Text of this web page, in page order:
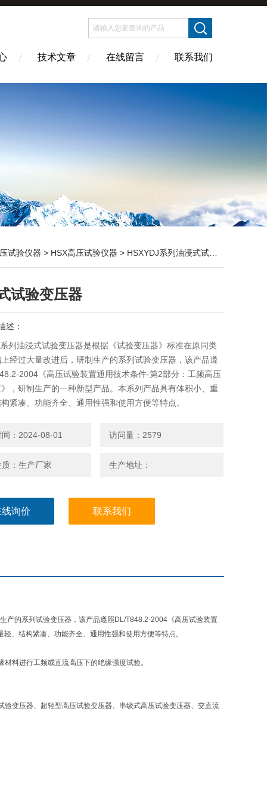
技术文章 在线留言 联系我们
试验仪器 > HSX高压试验仪器 > HSXYDJ系列油浸式试验变压器
试验变压器
述：
列油浸式试验变压器是根据《试验变压器》标准在原同类
经过大量改进后，研制生产的系列试验变压器，该产品遵
2004《高压试验装置通用技术条件-第2部分：工频高压
，研制生产的一种新型产品。本系列产品具有体积小、重
紧凑、功能齐全、通用性强和使用方便等特点。
：2024-08-01 访问量：2579
质：生产厂家 生产地址：
询价 联系我们
产的系列试验变压器，该产品遵照DL/T848.2-2004《高压试验装置
、结构紧凑、功能齐全、通用性强和使用方便等特点。
料进行工频或直流高压下的绝缘强度试验。
变压器、超轻型高压试验变压器、串级式高压试验变压器、交直流